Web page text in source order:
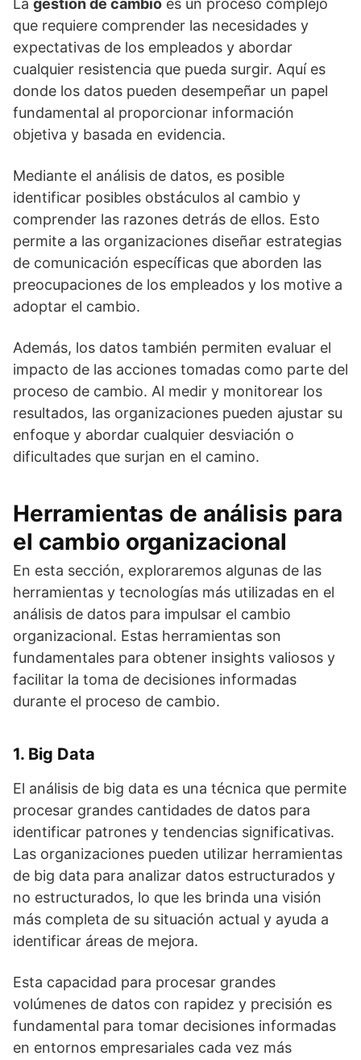
La gestión de cambio es un proceso complejo
que requiere comprender las necesidades y
expectativas de los empleados y abordar
cualquier resistencia que pueda surgir. Aquí es
donde los datos pueden desempeñar un papel
fundamental al proporcionar información
objetiva y basada en evidencia.
Mediante el análisis de datos, es posible
identificar posibles obstáculos al cambio y
comprender las razones detrás de ellos. Esto
permite a las organizaciones diseñar estrategias
de comunicación específicas que aborden las
preocupaciones de los empleados y los motive a
adoptar el cambio.
Además, los datos también permiten evaluar el
impacto de las acciones tomadas como parte del
proceso de cambio. Al medir y monitorear los
resultados, las organizaciones pueden ajustar su
enfoque y abordar cualquier desviación o
dificultades que surjan en el camino.
Herramientas de análisis para
el cambio organizacional
En esta sección, exploraremos algunas de las
herramientas y tecnologías más utilizadas en el
análisis de datos para impulsar el cambio
organizacional. Estas herramientas son
fundamentales para obtener insights valiosos y
facilitar la toma de decisiones informadas
durante el proceso de cambio.
1. Big Data
El análisis de big data es una técnica que permite
procesar grandes cantidades de datos para
identificar patrones y tendencias significativas.
Las organizaciones pueden utilizar herramientas
de big data para analizar datos estructurados y
no estructurados, lo que les brinda una visión
más completa de su situación actual y ayuda a
identificar áreas de mejora.
Esta capacidad para procesar grandes
volúmenes de datos con rapidez y precisión es
fundamental para tomar decisiones informadas
en entornos empresariales cada vez más